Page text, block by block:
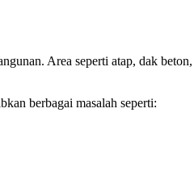
Area seperti atap, dak
berbagai masalah seperti: